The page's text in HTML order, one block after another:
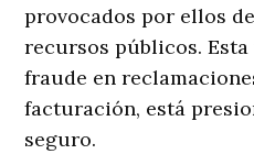
provocados por ellos
recursos públicos.
fraude en
facturación, está
seguro.